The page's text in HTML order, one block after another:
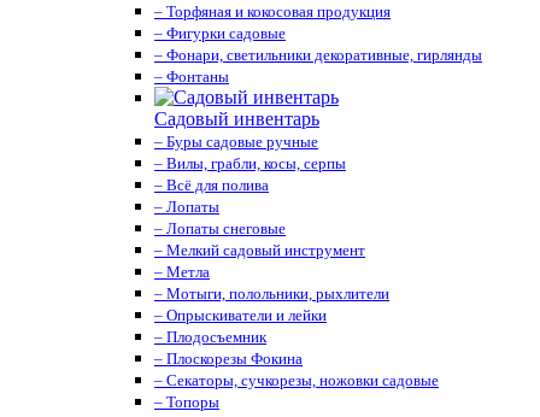
– Торфяная и кокосовая продукция
– Фигурки садовые
– Фонари, светильники декоративные, гирлянды
– Фонтаны
Садовый инвентарь
– Буры садовые ручные
– Вилы, грабли, косы, серпы
– Всё для полива
– Лопаты
– Лопаты снеговые
– Мелкий садовый инструмент
– Метла
– Мотыги, полольники, рыхлители
– Опрыскиватели и лейки
– Плодосъемник
– Плоскорезы Фокина
– Секаторы, сучкорезы, ножовки садовые
– Топоры